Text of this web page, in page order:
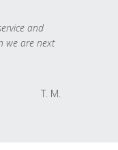
and
we are next
T. M.